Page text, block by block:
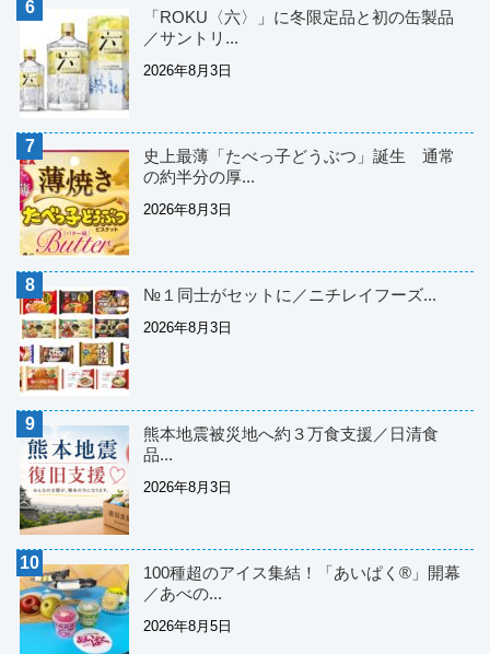
「ROKU〈六〉」に冬限定品と初の缶製品
／サントリ...
2026年8月3日
史上最薄「たべっ子どうぶつ」誕生 通常
の約半分の厚...
2026年8月3日
№１同士がセットに／ニチレイフーズ...
2026年8月3日
熊本地震被災地へ約３万食支援／日清食
品...
2026年8月3日
100種超のアイス集結！「あいぱく®」開幕
／あべの...
2026年8月5日